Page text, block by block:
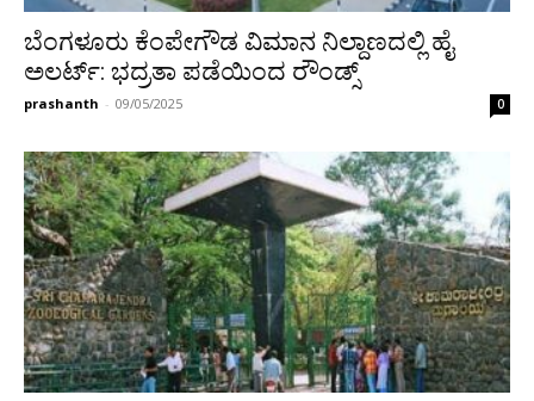
ಬೆಂಗಳೂರು ಕೆಂಪೇಗೌಡ ವಿಮಾನ ನಿಲ್ದಾಣದಲ್ಲಿ ಹೈ
ಅಲರ್ಟ್: ಭದ್ರತಾ ಪಡೆಯಿಂದ ರೌಂಡ್ಸ್
prashanth - 09/05/2025 0